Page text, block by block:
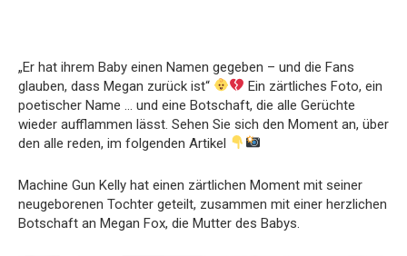
„Er hat ihrem Baby einen Namen gegeben – und die Fans
glauben, dass Megan zurück ist“
Ein zärtliches Foto, ein
poetischer Name … und eine Botschaft, die alle Gerüchte
wieder aufflammen lässt. Sehen Sie sich den Moment an, über
den alle reden, im folgenden Artikel
Machine Gun Kelly hat einen zärtlichen Moment mit seiner
neugeborenen Tochter geteilt, zusammen mit einer herzlichen
Botschaft an Megan Fox, die Mutter des Babys.